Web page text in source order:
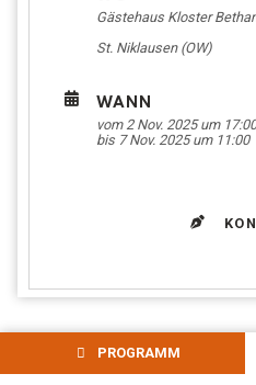
PROGRAMM
Gästehaus Kloster
St. Niklausen (OW)
WANN
vom 2 Nov. 2025 um 17:00
bis 7 Nov. 2025 um 11:00